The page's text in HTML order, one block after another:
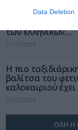
Data Deletion
Νέος οδηγός του
των ελληνικών
επιχειρήσεων στον
χώρο της άμυνας
31.07.2026
Η πιο
βαλίτσα του
καλοκαιριού
υπογραφή της
31.07.2026
ΟΛΗ Η